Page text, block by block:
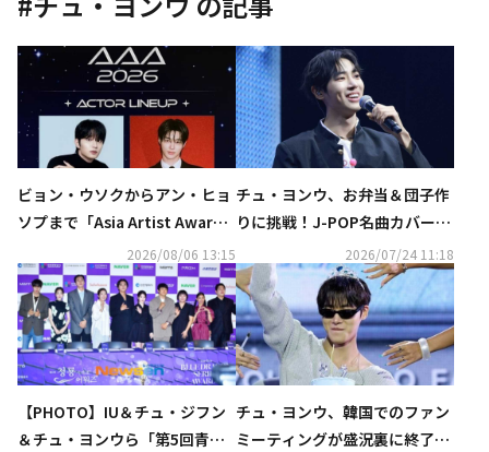
ビョン・ウソクからアン・ヒョ
ソプまで「Asia Artist Award
2026/08/06 13:15
チュ・ヨンウ、お弁当＆団子作
りに挑戦！J-POP名曲カバー
も…東京で初のファンミが盛況
裏に終了
2026/07/24 11:18
【PHOTO】IU＆チュ・ジフン
＆チュ・ヨンウら「第5回青龍
チュ・ヨンウ、韓国でのファン
ミーティングが盛況裏に終了！